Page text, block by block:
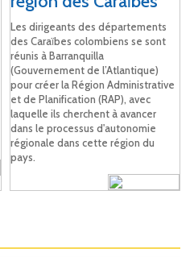
Les dirigeants des départements
des Caraïbes colombiens se sont
réunis à Barranquilla
(Gouvernement de l’Atlantique)
pour créer la Région Administrative
et de Planification (RAP), avec
laquelle ils cherchent à avancer
dans le processus d'autonomie
régionale dans cette région du
pays.